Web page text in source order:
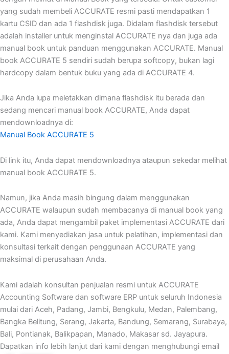
yang sudah membeli ACCURATE resmi pasti mendapatkan 1
kartu CSID dan ada 1 flashdisk juga. Didalam flashdisk tersebut
adalah installer untuk menginstal ACCURATE nya dan juga ada
manual book untuk panduan menggunakan ACCURATE. Manual
book ACCURATE 5 sendiri sudah berupa softcopy, bukan lagi
hardcopy dalam bentuk buku yang ada di ACCURATE 4.
Jika Anda lupa meletakkan dimana flashdisk itu berada dan
sedang mencari manual book ACCURATE, Anda dapat
mendownloadnya di:
Manual Book ACCURATE 5
Di link itu, Anda dapat mendownloadnya ataupun sekedar melihat
manual book ACCURATE 5.
Namun, jika Anda masih bingung dalam menggunakan
ACCURATE walaupun sudah membacanya di manual book yang
ada, Anda dapat mengambil paket implementasi ACCURATE dari
kami. Kami menyediakan jasa untuk pelatihan, implementasi dan
konsultasi terkait dengan penggunaan ACCURATE yang
maksimal di perusahaan Anda.
Kami adalah konsultan penjualan resmi untuk ACCURATE
Accounting Software dan software ERP untuk seluruh Indonesia
mulai dari Aceh, Padang, Jambi, Bengkulu, Medan, Palembang,
Bangka Belitung, Serang, Jakarta, Bandung, Semarang, Surabaya,
Bali, Pontianak, Balikpapan, Manado, Makasar sd. Jayapura.
Dapatkan info lebih lanjut dari kami dengan menghubungi email